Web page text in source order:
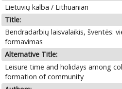
Lietuvių kalba / Lithuanian
Title:
Bendradarbių laisvalaikis, šventės:
formavimas
Alternative Title:
Leisure time and holidays among
formation of community